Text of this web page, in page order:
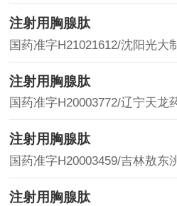
注射用胸腺肽
国药准字H21021612/沈阳光大
注射用胸腺肽
国药准字H20003772/辽宁天龙
注射用胸腺肽
国药准字H20003459/吉林敖东
注射用胸腺肽